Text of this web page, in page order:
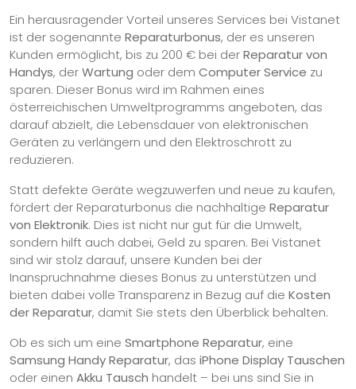
Ein herausragender Vorteil unseres Services bei Vistanet
ist der sogenannte Reparaturbonus, der es unseren
Kunden ermöglicht, bis zu 200 € bei derReparatur von
Handys, derWartung oder dem Computer Service zu
sparen. Dieser Bonus wird im Rahmen eines
österreichischen Umweltprogramms angeboten, das
darauf abzielt, die Lebensdauer von elektronischen
Geräten zu verlängern und den Elektroschrott zu
reduzieren.
Statt defekte Geräte wegzuwerfen und neue zu kaufen,
fördert der Reparaturbonus die nachhaltige Reparatur
von Elektronik. Dies ist nicht nur gut für die Umwelt,
sondern hilft auch dabei, Geld zu sparen. Bei Vistanet
sind wir stolz darauf, unsere Kunden bei der
Inanspruchnahme dieses Bonus zu unterstützen und
bieten dabei volle Transparenz in Bezug auf die Kosten
der Reparatur, damit Sie stets den Überblick behalten.
Ob es sich um eine Smartphone Reparatur, eine
Samsung Handy Reparatur, das iPhone Display Tauschen
oder einen Akku Tausch handelt – bei uns sind Sie in